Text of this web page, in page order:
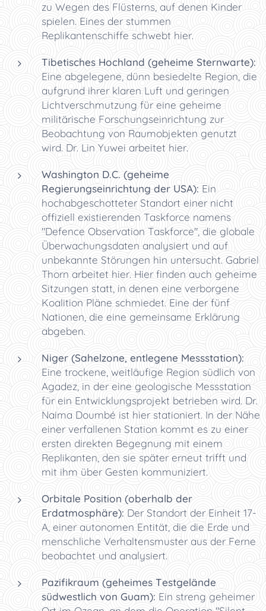
zu Wegen des Flüsterns, auf denen Kinder
spielen. Eines der stummen
Replikantenschiffe schwebt hier.
Tibetisches Hochland (geheime Sternwarte):
Eine abgelegene, dünn besiedelte Region, die
aufgrund ihrer klaren Luft und geringen
Lichtverschmutzung für eine geheime
militärische Forschungseinrichtung zur
Beobachtung von Raumobjekten genutzt
wird. Dr. Lin Yuwei arbeitet hier.
Washington D.C. (geheime
Regierungseinrichtung der USA): Ein
hochabgeschotteter Standort einer nicht
offiziell existierenden Taskforce namens
"Defence Observation Taskforce", die globale
Überwachungsdaten analysiert und auf
unbekannte Störungen hin untersucht. Gabriel
Thorn arbeitet hier. Hier finden auch geheime
Sitzungen statt, in denen eine verborgene
Koalition Pläne schmiedet. Eine der fünf
Nationen, die eine gemeinsame Erklärung
abgeben.
Niger (Sahelzone, entlegene Messstation):
Eine trockene, weitläufige Region südlich von
Agadez, in der eine geologische Messstation
für ein Entwicklungsprojekt betrieben wird. Dr.
Naima Doumbé ist hier stationiert. In der Nähe
einer verfallenen Station kommt es zu einer
ersten direkten Begegnung mit einem
Replikanten, den sie später erneut trifft und
mit ihm über Gesten kommuniziert.
Orbitale Position (oberhalb der
Erdatmosphäre): Der Standort der Einheit 17-
A, einer autonomen Entität, die die Erde und
menschliche Verhaltensmuster aus der Ferne
beobachtet und analysiert.
Pazifikraum (geheimes Testgelände
südwestlich von Guam): Ein streng geheimer